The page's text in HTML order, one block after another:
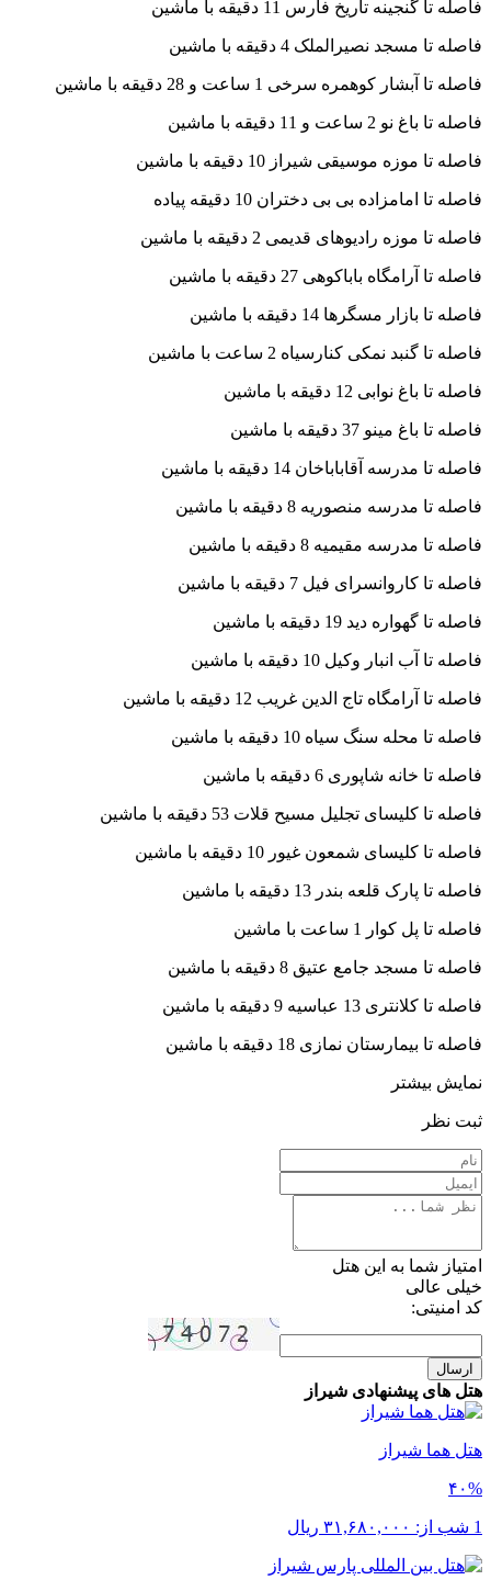
فاصله تا گنجینه تاریخ فارس 11 دقیقه با ماشین
فاصله تا مسجد نصیرالملک 4 دقیقه با ماشین
فاصله تا آبشار کوهمره سرخی 1 ساعت و 28 دقیقه با ماشین
فاصله تا باغ نو 2 ساعت و 11 دقیقه با ماشین
فاصله تا موزه موسیقی شیراز 10 دقیقه با ماشین
فاصله تا امامزاده بی بی دختران 10 دقیقه پیاده
فاصله تا موزه رادیوهای قدیمی 2 دقیقه با ماشین
فاصله تا آرامگاه باباکوهی 27 دقیقه با ماشین
فاصله تا بازار مسگرها 14 دقیقه با ماشین
فاصله تا گنبد نمکی کنارسیاه 2 ساعت با ماشین
فاصله تا باغ نوابی 12 دقیقه با ماشین
فاصله تا باغ مینو 37 دقیقه با ماشین
فاصله تا مدرسه آقاباباخان 14 دقیقه با ماشین
فاصله تا مدرسه منصوریه 8 دقیقه با ماشین
فاصله تا مدرسه مقیمیه 8 دقیقه با ماشین
فاصله تا کاروانسرای فیل 7 دقیقه با ماشین
فاصله تا گهواره دید 19 دقیقه با ماشین
فاصله تا آب انبار وکیل 10 دقیقه با ماشین
فاصله تا آرامگاه تاج الدین غریب 12 دقیقه با ماشین
فاصله تا محله سنگ سیاه 10 دقیقه با ماشین
فاصله تا خانه شاپوری 6 دقیقه با ماشین
فاصله تا کلیسای تجلیل مسیح قلات 53 دقیقه با ماشین
فاصله تا کلیسای شمعون غیور 10 دقیقه با ماشین
فاصله تا پارک قلعه بندر 13 دقیقه با ماشین
فاصله تا پل کوار 1 ساعت با ماشین
فاصله تا مسجد جامع عتیق 8 دقیقه با ماشین
فاصله تا کلانتری 13 عباسیه 9 دقیقه با ماشین
فاصله تا بیمارستان نمازی 18 دقیقه با ماشین
نمایش بیشتر
ثبت نظر
امتیاز شما به این هتل
خیلی عالی
کد امنیتی:
ارسال
هتل های پیشنهادی شیراز
هتل هما شیراز
۴۰%
1 شب از: ۳۱,۶۸۰,۰۰۰ ریال